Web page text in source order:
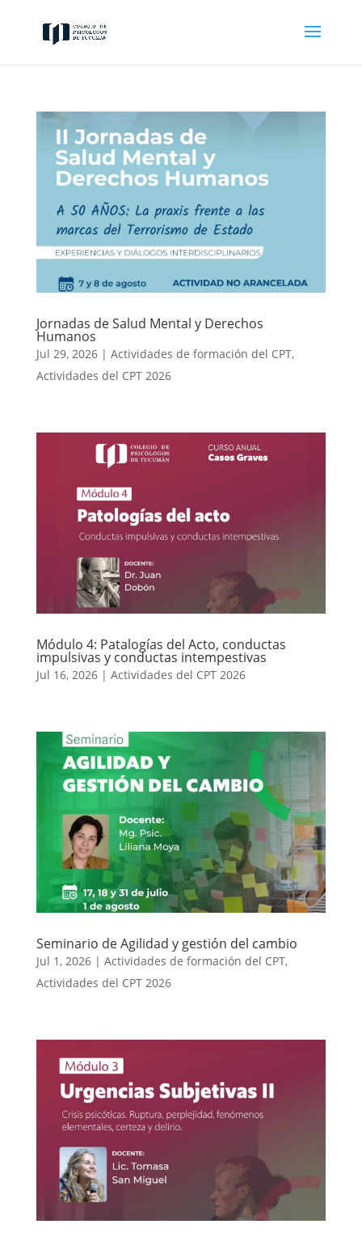
Jornadas de Salud Mental y Derechos
Humanos
Jul 29, 2026| Actividades de formación del CPT,
Actividades del CPT 2026
Módulo 4: Patalogías del Acto, conductas
impulsivas y conductas intempestivas
Jul 16, 2026| Actividades del CPT 2026
Seminario de Agilidad y gestión del cambio
Jul 1, 2026| Actividades de formación del CPT,
Actividades del CPT 2026